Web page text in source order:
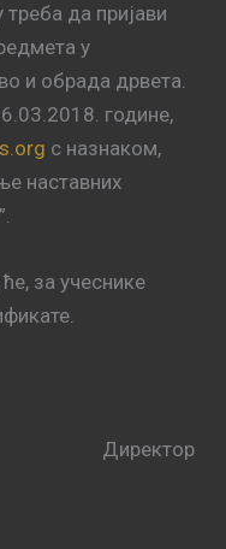
да пријави
у
и обрада дрвета.
године,
с назнаком,
наставних
за учеснике
Директор